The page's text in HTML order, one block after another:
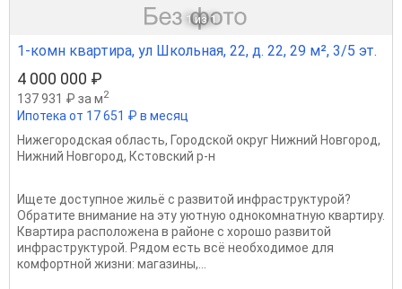
1 из 1
1-комн квартира, ул Школьная, 22, д. 22, 29 м², 3/5 эт.
4 000 000 ₽
137 931 ₽ за м2
Ипотека от 17 651 ₽ в месяц
Нижегородская область, Городской округ Нижний Новгород,
Нижний Новгород, Кстовский р-н
Ищете доступное жильё с развитой инфраструктурой?
Обратите внимание на эту уютную однокомнатную квартиру.
Квартира расположена в районе с хорошо развитой
инфраструктурой. Рядом есть всё необходимое для
комфортной жизни: магазины,...